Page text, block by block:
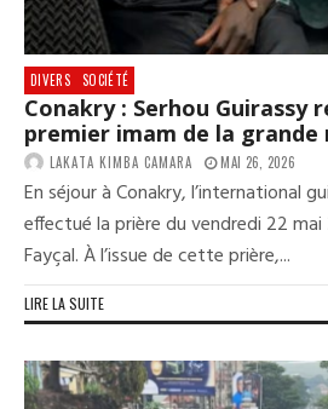
DIVERS SOCIÉTÉ
Conakry : Serhou Guirassy
premier imam de la grande
LAKATA KIMBA CAMARA MAI 26, 2026
En séjour à Conakry, l’international
effectué la prière du vendredi 22
Fayçal. À l’issue de cette prière,...
LIRE LA SUITE